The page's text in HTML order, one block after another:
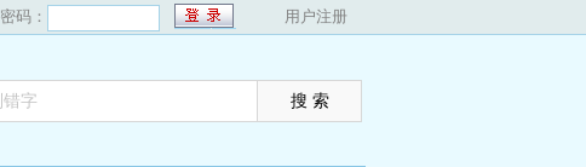
密码： 用户注册